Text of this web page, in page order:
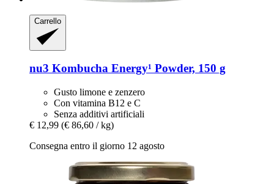
Carrello
nu3 Kombucha Energy¹ Powder, 150 g
Gusto limone e zenzero
Con vitamina B12 e C
Senza additivi artificiali
€ 12,99 (€ 86,60 / kg)
Consegna entro il giorno 12 agosto